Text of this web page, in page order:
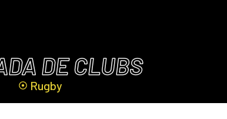
DE CLUBS
Rugby